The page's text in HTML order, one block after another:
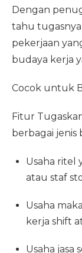
Dengan
tahu
pekerjaan
budaya kerja
Cocok untuk
Fitur
berbagai jenis
Usaha ritel
atau staf
Usaha
kerja shift
Usaha jasa